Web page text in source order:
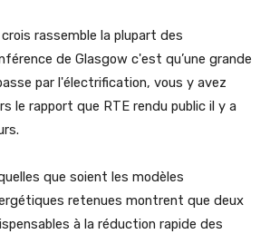
crois rassemble la plupart des
de Glasgow c'est qu’une grande
par l'électrification, vous y avez
le rapport que RTE rendu public il y a
que soient les modèles
retenues montrent que deux
à la réduction rapide des